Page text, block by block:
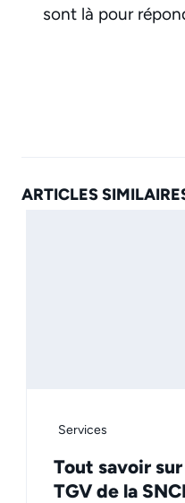
sont là pour
ARTICLES
Services
Tout savoir
TGV de la